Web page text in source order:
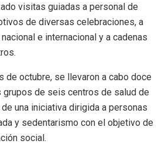
visitas guiadas a personal de
de diversas celebraciones, a
e internacional y a cadenas
de octubre, se llevaron a cabo doce
de seis centros de salud de
una iniciativa dirigida a personas
y sedentarismo con el objetivo de
social.